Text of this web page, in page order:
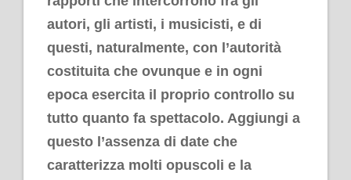
autori, gli artisti, i musicisti, e di
questi, naturalmente, con l’autorità
costituita che ovunque e in ogni
epoca esercita il proprio controllo su
tutto quanto fa spettacolo. Aggiungi a
questo l’assenza di date che
caratterizza molti opuscoli e la